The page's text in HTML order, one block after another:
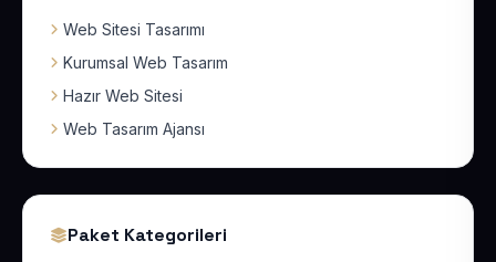
Web Sitesi Tasarımı
Kurumsal Web Tasarım
Hazır Web Sitesi
Web Tasarım Ajansı
Paket Kategorileri